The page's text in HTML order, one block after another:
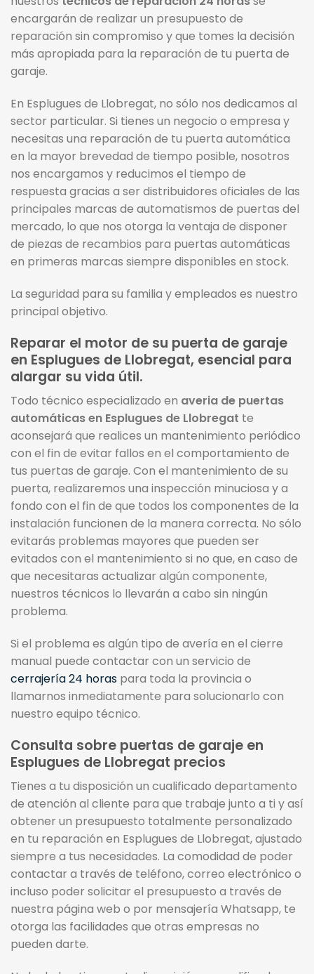
encargarán de realizar un presupuesto de
reparación sin compromiso y que tomes la decisión
más apropiada para la reparación de tu puerta de
garaje.
En Esplugues de Llobregat, no sólo nos dedicamos al
sector particular. Si tienes un negocio o empresa y
necesitas una reparación de tu puerta automática
en la mayor brevedad de tiempo posible, nosotros
nos encargamos y reducimos el tiempo de
respuesta gracias a ser distribuidores oficiales de las
principales marcas de automatismos de puertas del
mercado, lo que nos otorga la ventaja de disponer
de piezas de recambios para puertas automáticas
en primeras marcas siempre disponibles en stock.
La seguridad para su familia y empleados es nuestro
principal objetivo.
Reparar el motor de su puerta de garaje
en Esplugues de Llobregat, esencial para
alargar su vida útil.
Todo técnico especializado en averia de puertas
automáticas en Esplugues de Llobregat te
aconsejará que realices un mantenimiento periódico
con el fin de evitar fallos en el comportamiento de
tus puertas de garaje. Con el mantenimiento de su
puerta, realizaremos una inspección minuciosa y a
fondo con el fin de que todos los componentes de la
instalación funcionen de la manera correcta. No sólo
evitarás problemas mayores que pueden ser
evitados con el mantenimiento si no que, en caso de
que necesitaras actualizar algún componente,
nuestros técnicos lo llevarán a cabo sin ningún
problema.
Si el problema es algún tipo de avería en el cierre
manual puede contactar con un servicio de
cerrajería 24 horas para toda la provincia o
llamarnos inmediatamente para solucionarlo con
nuestro equipo técnico.
Consulta sobre puertas de garaje en
Esplugues de Llobregat precios
Tienes a tu disposición un cualificado departamento
de atención al cliente para que trabaje junto a ti y así
obtener un presupuesto totalmente personalizado
en tu reparación en Esplugues de Llobregat, ajustado
siempre a tus necesidades. La comodidad de poder
contactar a través de teléfono, correo electrónico o
incluso poder solicitar el presupuesto a través de
nuestra página web o por mensajería Whatsapp, te
otorga las facilidades que otras empresas no
pueden darte.